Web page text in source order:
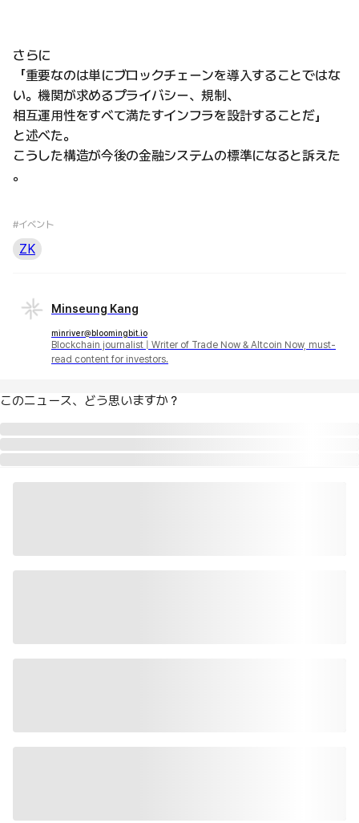
さらに
「重要なのは単にブロックチェーンを導入することではな
い。機関が求めるプライバシー、規制、
相互運用性をすべて満たすインフラを設計することだ」
と述べた。
こうした構造が今後の金融システムの標準になると訴えた
。
#イベント
ZK
Minseung Kang
minriver@bloomingbit.io
Blockchain journalist | Writer of Trade Now & Altcoin Now, must-
read content for investors.
このニュース、どう思いますか？